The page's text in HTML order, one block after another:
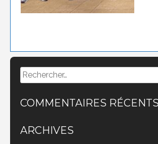
Rechercher :
COMMENTAIRES RÉCENTS
ARCHIVES